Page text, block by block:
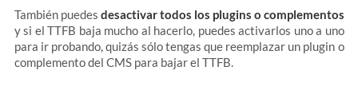
También puedes desactivar todos los plugins o complementos
y si el TTFB baja mucho al hacerlo, puedes activarlos uno a uno
para ir probando, quizás sólo tengas que reemplazar un plugin o
complemento del CMS para bajar el TTFB.